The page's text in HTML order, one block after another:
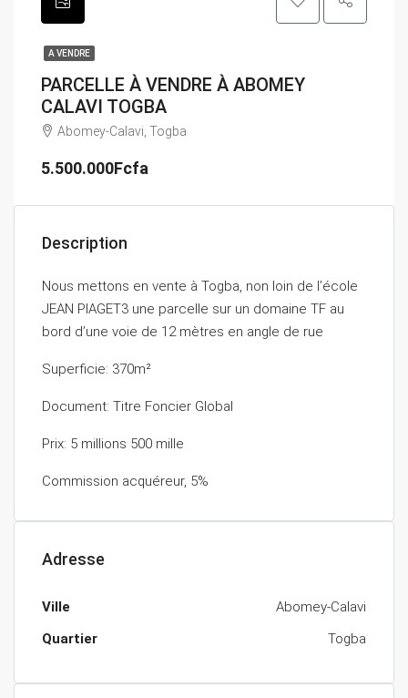
A VENDRE
PARCELLE À VENDRE À ABOMEY
CALAVI TOGBA
Abomey-Calavi, Togba
5.500.000Fcfa
Description
Nous mettons en vente à Togba, non loin de l’école
JEAN PIAGET3 une parcelle sur un domaine TF au
bord d’une voie de 12 mètres en angle de rue
Superficie: 370m²
Document: Titre Foncier Global
Prix: 5 millions 500 mille
Commission acquéreur, 5%
Adresse
Ville
Abomey-Calavi
Quartier
Togba